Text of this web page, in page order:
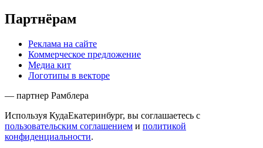
Партнёрам
Реклама на сайте
Коммерческое предложение
Медиа кит
Логотипы в векторе
— партнер Рамблера
Используя КудаЕкатеринбург, вы соглашаетесь с
пользовательским соглашением и политикой
конфиденциальности.